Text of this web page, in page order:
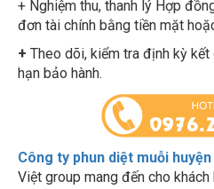
+Theo dõi, kiểm tra định kỳ kết
Công ty phun diệt muỗi
Việt group mang đến cho khách
chuyên nghiệp. Tư vấn, khảo
sau 30 phút gọi.